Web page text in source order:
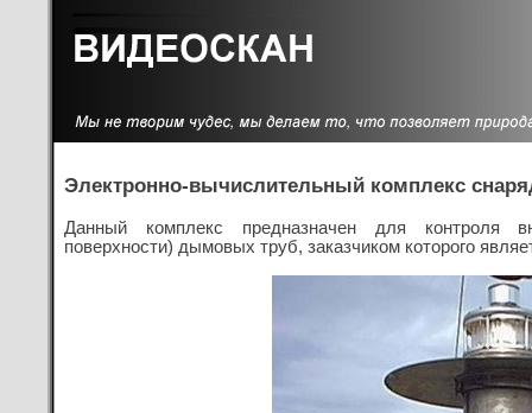
Электронно-вычислительный комплекс
Данный комплекс предназначен для контроля
поверхности) дымовых труб, заказчиком которого